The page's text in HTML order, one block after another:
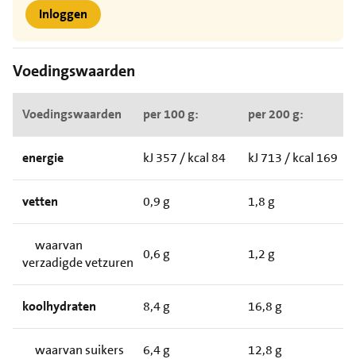
Inloggen
Voedingswaarden
Voedingswaarden per 100 g: per 200 g:
energie kJ 357 / kcal 84 kJ 713 / kcal 169
vetten 0,9 g 1,8 g
waarvan
verzadigde vetzuren
0,6 g 1,2 g
koolhydraten 8,4 g 16,8 g
waarvan suikers 6,4 g 12,8 g